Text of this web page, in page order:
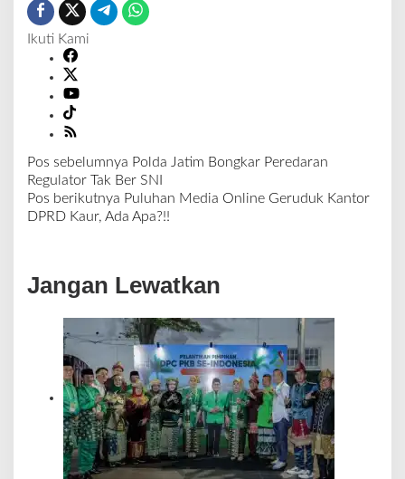
Ikuti Kami
N
a
v
a
s
Pos sebelumnya Polda Jatim Bongkar Peredaran
Regulator Tak Ber SNI
Pos berikutnya Puluhan Media Online Geruduk Kantor
DPRD Kaur, Ada Apa?!!
Jangan Lewatkan